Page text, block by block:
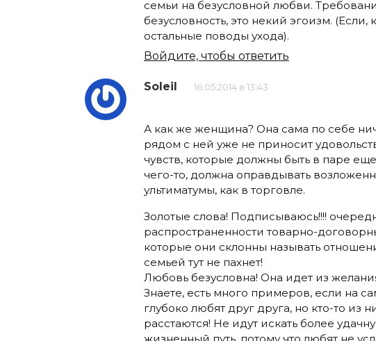
семьи на безусловной любви.
безусловность, это некий эгоизм.
остальные поводы ухода).
Войдите, чтобы ответить
Soleil 16.05.2014 в 13:43
А как же женщина? Она сама по себе
рядом с ней уже не приносит
чувств, которые должны быть в паре
чего-то, должна оправдывать
ультиматумы, как в торговле.
Золотые слова! Подписываюсь!!!!
распространенности товарно-
которые они склонны называть
семьей тут не пахнет!
Любовь безусловна! Она идет из
Знаете, есть много примеров, если на
глубоко любят друг друга, но кто-то из
расстаются! Не идут искать более